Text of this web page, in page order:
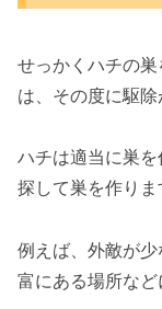
せっかくハチの
は、その度に駆除
ハチは適当に巣
探して巣を作りま
例えば、外敵が
富にある場所など